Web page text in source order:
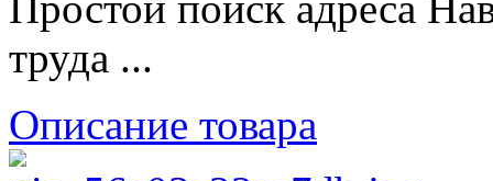
труда ...
Описание товара